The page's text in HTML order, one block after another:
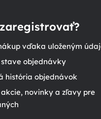
vďaka uloženým
objednávky
história objednávok
akcie, novinky a zľavy pre